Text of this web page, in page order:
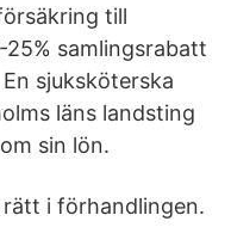
till
samlingsrabatt
sjuksköterska
läns landsting
sin lön.
i förhandlingen.